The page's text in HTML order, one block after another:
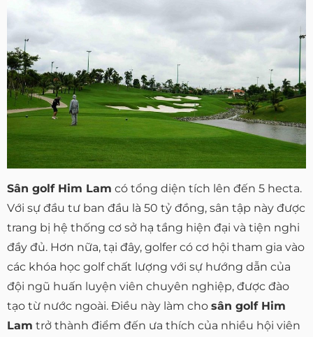
Sân golf Him Lam có tổng diện tích lên đến 5 hecta.
Với sự đầu tư ban đầu là 50 tỷ đồng, sân tập này được
trang bị hệ thống cơ sở hạ tầng hiện đại và tiện nghi
đầy đủ. Hơn nữa, tại đây, golfer có cơ hội tham gia vào
các khóa học golf chất lượng với sự hướng dẫn của
đội ngũ huấn luyện viên chuyên nghiệp, được đào
tạo từ nước ngoài. Điều này làm cho sân golf Him
Lam trở thành điểm đến ưa thích của nhiều hội viên